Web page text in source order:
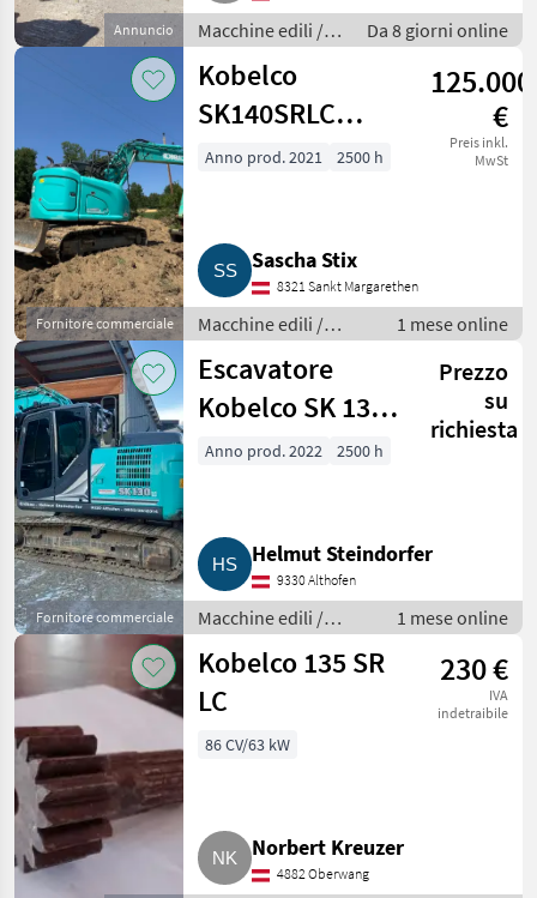
Annuncio
Macchine edili /
Escavatori
cingolati
Da 8 giorni online
Fornitore commerciale
Kobelco
SK140SRLC
Kurzheckbagger
125.000
€
Preis inkl.
MwSt
Anno prod. 2021 2500 h
Sascha Stix
8321 Sankt Margarethen
Macchine edili /
Escavatori cingolati
1 mese online
Fornitore commerciale
Escavatore
Kobelco SK 130
LC (SK 130 LC)
Prezzo
su
richiesta
Anno prod. 2022 2500 h
Helmut Steindorfer
9330 Althofen
Macchine edili /
Escavatori cingolati
1 mese online
Kobelco 135 SR
LC
230 €
IVA
indetraibile
86 CV/63 kW
Norbert Kreuzer
4882 Oberwang